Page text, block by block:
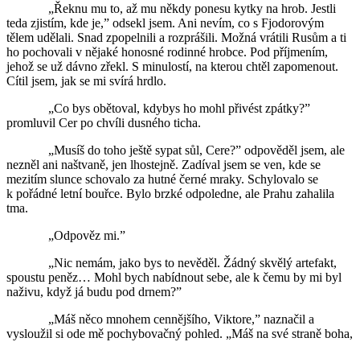
„Řeknu mu to, až mu někdy ponesu kytky na hrob. Jestli
teda zjistím, kde je,” odsekl jsem. Ani nevím, co s Fjodorovým
tělem udělali. Snad zpopelnili a rozprášili. Možná vrátili Rusům a ti
ho pochovali v nějaké honosné rodinné hrobce. Pod příjmením,
jehož se už dávno zřekl. S minulostí, na kterou chtěl zapomenout.
Cítil jsem, jak se mi svírá hrdlo.
„Co bys obětoval, kdybys ho mohl přivést zpátky?”
promluvil Cer po chvíli dusného ticha.
„Musíš do toho ještě sypat sůl, Cere?” odpověděl jsem, ale
nezněl ani naštvaně, jen lhostejně. Zadíval jsem se ven, kde se
mezitím slunce schovalo za hutné černé mraky. Schylovalo se
k pořádné letní bouřce. Bylo brzké odpoledne, ale Prahu zahalila
tma.
„Odpověz mi.”
„Nic nemám, jako bys to nevěděl. Žádný skvělý artefakt,
spoustu peněz… Mohl bych nabídnout sebe, ale k čemu by mi byl
naživu, když já budu pod drnem?”
„Máš něco mnohem cennějšího, Viktore,” naznačil a
vysloužil si ode mě pochybovačný pohled. „Máš na své straně boha,